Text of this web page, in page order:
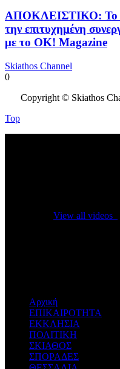
ΑΠΟΚΛΕΙΣΤΙΚΟ: Το
την επιτυχημένη
με το OK! Magazine
Skiathos Channel
0
Copyright © Skiathos
Top
View all videos
Αρχική
ΕΠΙΚΑΙΡΟΤΗΤΑ
ΕΚΚΛΗΣΙΑ
ΠΟΛΙΤΙΚΗ
ΣΚΙΑΘΟΣ
ΣΠΟΡΑΔΕΣ